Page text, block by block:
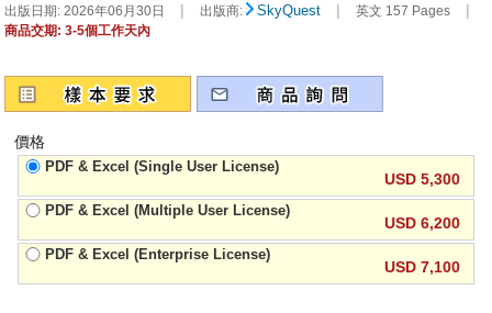
出版日期:2026年06月30日 | 出版商: SkyQuest | 英文 157 Pages |
商品交期: 3-5個工作天內
價格
PDF & Excel (Single User License)
USD 5,300
PDF & Excel (Multiple User License)
USD 6,200
PDF & Excel (Enterprise License)
USD 7,100